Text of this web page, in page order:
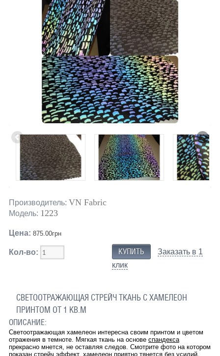
СВЯЗАТЬСЯ С НАМИ
Производитель: VN Fabric
Модель: 1223
Цена: 875.00грн
Кол-во:
Заказать в 1
клик
СВЕТООТРАЖАЮЩАЯ СТРЕЙЧ ТКАНЬ С ХАМЕЛЕОН
ПРИНТОМ ОТ 1 КВ.М
ОПИСАНИЕ:
Светоотражающая хамелеон интересна своим принтом и цветом
отражения в темноте. Мягкая ткань на основе спандекса
прекрасно мнется, не оставляя следов. Смотрите фото на котором
показан стрейч эффект, хамелеон приятно тянется без усилий.